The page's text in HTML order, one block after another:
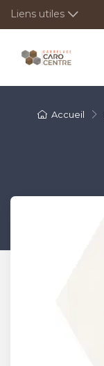
Liens utiles
Accueil